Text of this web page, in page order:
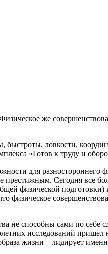
же
быстроты, ловкости,
«Готов к труду и
для разностороннего
престижным. Сегодня все
физической
физическое
не способны сами по себе
исследований пришел
жизни – лидирует